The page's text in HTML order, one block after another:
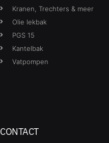
Kranen, Trechters & meer
Olie lekbak
PGS 15
Kantelbak
Vatpompen
CONTACT